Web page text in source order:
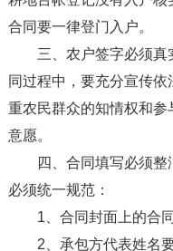
合同要一律登门入户。
三、农户签字必须
同过程中，要充分宣传
重农民群众的知情权和
意愿。
四、合同填写必须
必须统一规范：
1、合同封面上的合
2、承包方代表姓名